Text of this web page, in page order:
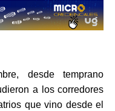
desde temprano
a los corredores
que vino desde el